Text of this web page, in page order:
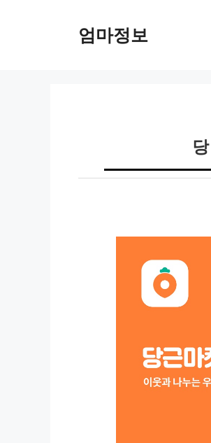
엄마정보